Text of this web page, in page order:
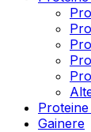
Gainere